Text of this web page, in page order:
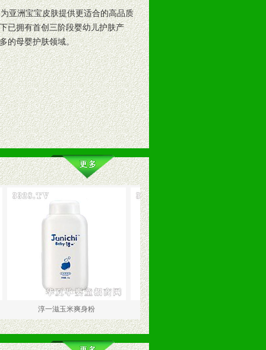
亚洲宝宝皮肤提供更适合的高品质
已拥有首创三阶段婴幼儿护肤产
的母婴护肤领域。
淳一滋玉米爽身粉 淳一滋养洗发水（6-18个月）